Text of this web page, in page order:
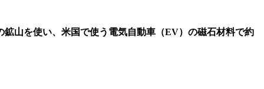
山を使い、米国で使う電気自動車（EV）の磁石材料で約